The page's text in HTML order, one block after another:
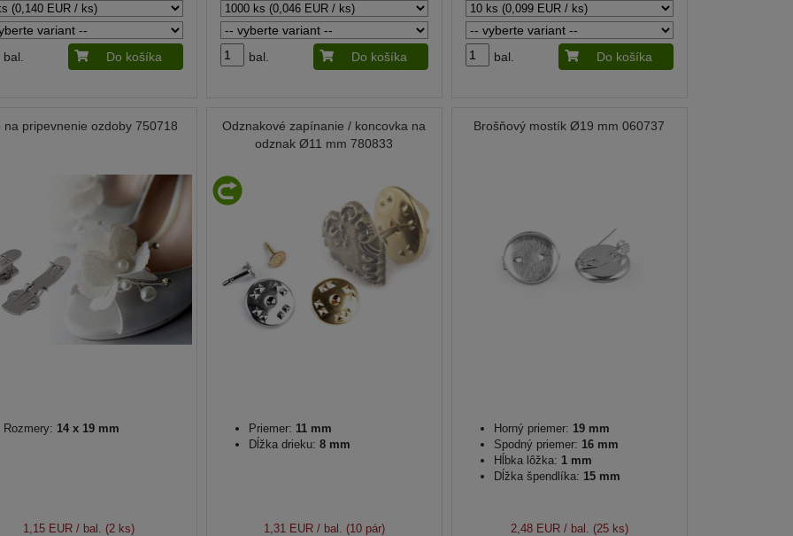
bal. Do košíka bal. Do košíka bal. Do košíka
na pripevnenie ozdoby 750718
Rozmery: 14 x 19 mm
1,15 EUR / bal. (2 ks)
Odznakové zapínanie / koncovka na
odznak Ø11 mm 780833
Priemer: 11 mm
Dĺžka drieku: 8 mm
1,31 EUR/ bal. (10 pár)
Brošňový mostík Ø19 mm 060737
Horný priemer: 19 mm
Spodný priemer: 16 mm
Hĺbka lôžka: 1 mm
Dĺžka špendlíka: 15 mm
2,48 EUR/ bal. (25 ks)